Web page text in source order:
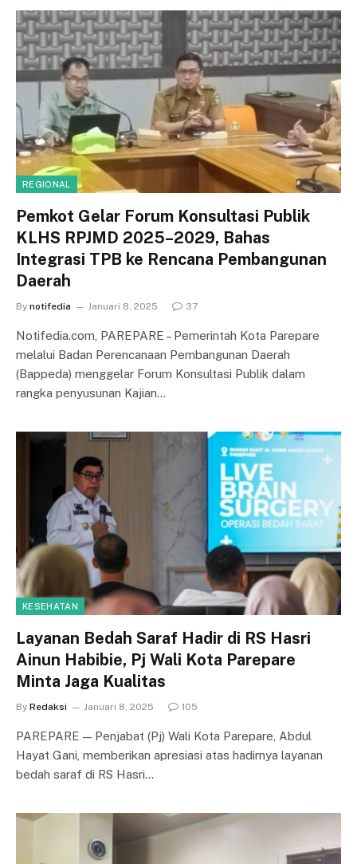
REGIONAL
Pemkot Gelar Forum Konsultasi Publik
KLHS RPJMD 2025–2029, Bahas
Integrasi TPB ke Rencana Pembangunan
Daerah
By notifedia Januari 8, 2025 37
Notifedia.com, PAREPARE – Pemerintah Kota Parepare
melalui Badan Perencanaan Pembangunan Daerah
(Bappeda) menggelar Forum Konsultasi Publik dalam
rangka penyusunan Kajian…
KESEHATAN
Layanan Bedah Saraf Hadir di RS Hasri
Ainun Habibie, Pj Wali Kota Parepare
Minta Jaga Kualitas
By Redaksi Januari 8, 2025 105
PAREPARE — Penjabat (Pj) Wali Kota Parepare, Abdul
Hayat Gani, memberikan apresiasi atas hadirnya layanan
bedah saraf di RS Hasri…